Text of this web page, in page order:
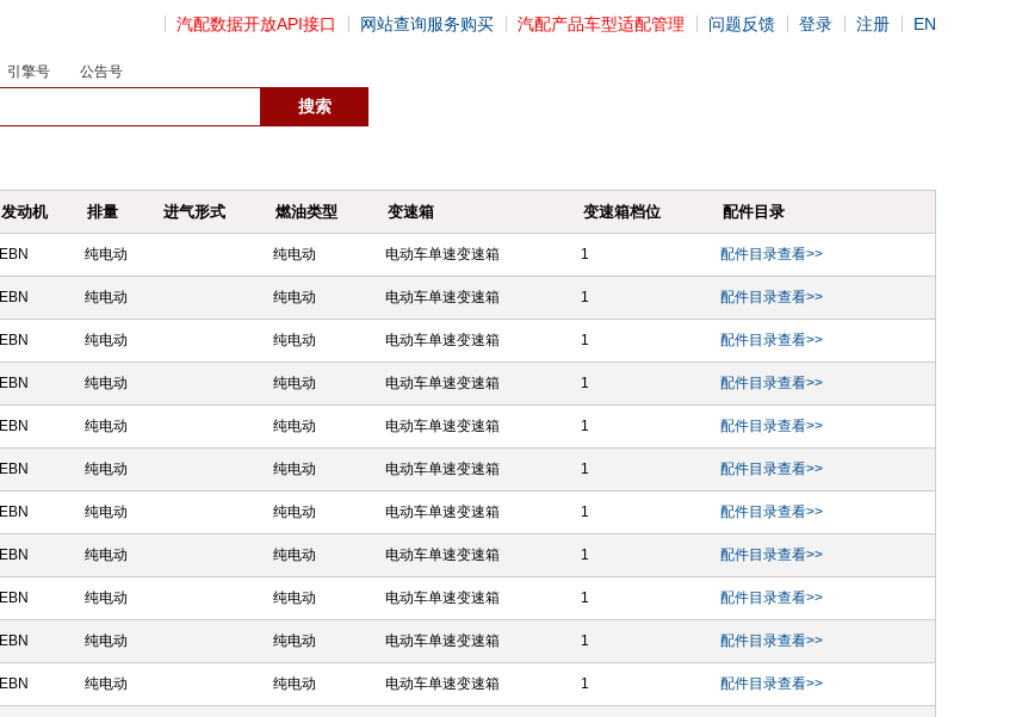
汽配数据开放API接口 网站查询服务购买 汽配产品车型适配管理 问题反馈 登录 注册 EN
引擎号 公告号
发动机 排量 进气形式 燃油类型 变速箱 变速箱档位 配件目录
EBN 纯电动 纯电动 电动车单速变速箱 1 配件目录查看>>
EBN 纯电动 纯电动 电动车单速变速箱 1 配件目录查看>>
EBN 纯电动 纯电动 电动车单速变速箱 1 配件目录查看>>
EBN 纯电动 纯电动 电动车单速变速箱 1 配件目录查看>>
EBN 纯电动 纯电动 电动车单速变速箱 1 配件目录查看>>
EBN 纯电动 纯电动 电动车单速变速箱 1 配件目录查看>>
EBN 纯电动 纯电动 电动车单速变速箱 1 配件目录查看>>
EBN 纯电动 纯电动 电动车单速变速箱 1 配件目录查看>>
EBN 纯电动 纯电动 电动车单速变速箱 1 配件目录查看>>
EBN 纯电动 纯电动 电动车单速变速箱 1 配件目录查看>>
EBN 纯电动 纯电动 电动车单速变速箱 1 配件目录查看>>